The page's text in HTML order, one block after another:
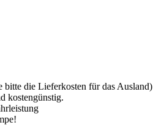
bitte die Lieferkosten für das Ausland)
kostengünstig.